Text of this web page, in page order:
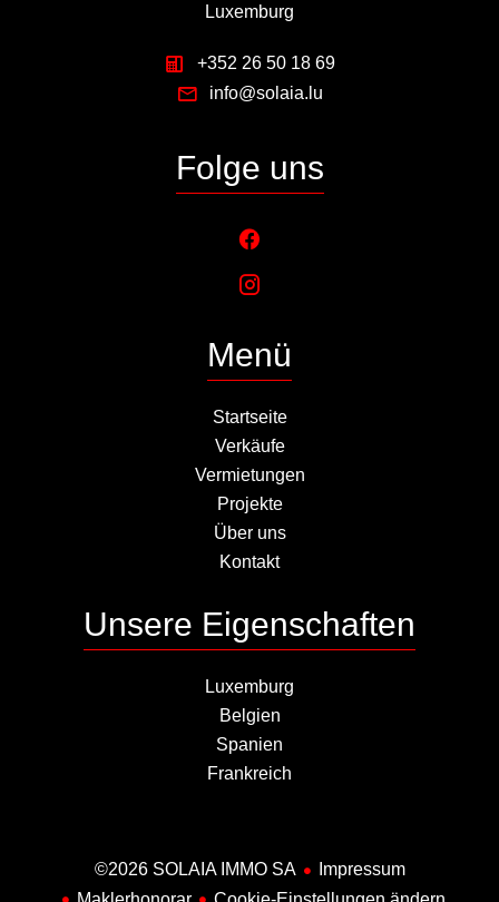
Luxemburg
+352 26 50 18 69
info@solaia.lu
Folge uns
Menü
Startseite
Verkäufe
Vermietungen
Projekte
Über uns
Kontakt
Unsere Eigenschaften
Luxemburg
Belgien
Spanien
Frankreich
©2026 SOLAIA IMMO SA
Impressum